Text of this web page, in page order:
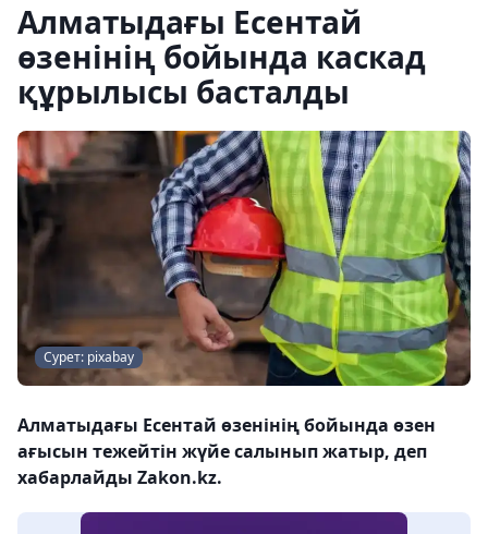
Алматыдағы Есентай
өзенінің бойында каскад
құрылысы басталды
Сурет: pixabay
Алматыдағы Есентай өзенінің бойында өзен
ағысын тежейтін жүйе салынып жатыр, деп
хабарлайды Zakon.kz.